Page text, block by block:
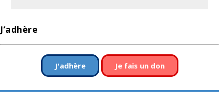
J’adhère
J'adhère Je fais un don